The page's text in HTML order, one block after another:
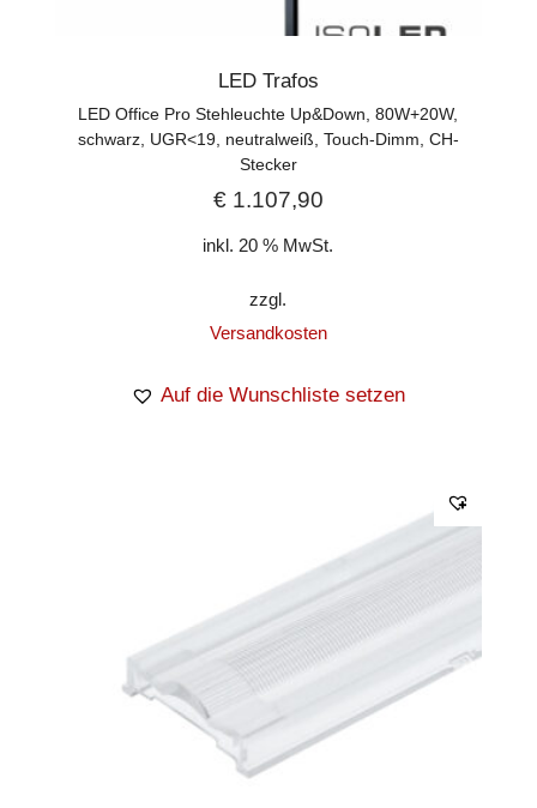
LED Trafos
LED Office Pro Stehleuchte Up&Down, 80W+20W,
schwarz, UGR<19, neutralweiß, Touch-Dimm, CH-
Stecker
€1.107,90
inkl. 20 % MwSt.
zzgl.
Versandkosten
Auf die Wunschliste setzen